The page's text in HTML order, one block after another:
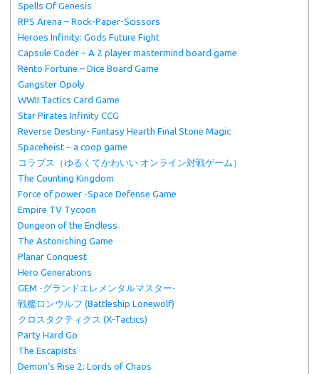
Spells Of Genesis
RPS Arena – Rock-Paper-Scissors
Heroes Infinity: Gods Future Fight
Capsule Coder – A 2 player mastermind board game
Rento Fortune – Dice Board Game
Gangster Opoly
WWII Tactics Card Game
Star Pirates Infinity CCG
Reverse Destiny- Fantasy Hearth Final Stone Magic
Spaceheist – a coop game
コラプス（ゆるくてかわいい オンライン対戦ゲーム）
The Counting Kingdom
Force of power -Space Defense Game
Empire TV Tycoon
Dungeon of the Endless
The Astonishing Game
Planar Conquest
Hero Generations
GEM -グランドエレメンタルマスター-
戦艦ロンウルフ (Battleship Lonewolf)
クロスタクティクス (X-Tactics)
Party Hard Go
The Escapists
Demon’s Rise 2: Lords of Chaos